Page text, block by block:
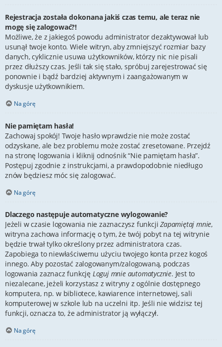
Rejestracja została dokonana jakiś czas temu, ale teraz nie
mogę się zalogować?!
Możliwe, że z jakiegoś powodu administrator dezaktywował lub
usunął twoje konto. Wiele witryn, aby zmniejszyć rozmiar bazy
danych, cyklicznie usuwa użytkowników, którzy nic nie pisali
przez dłuższy czas. Jeśli tak się stało, spróbuj zarejestrować się
ponownie i bądź bardziej aktywnym i zaangażowanym w
dyskusje użytkownikiem.
Na górę
Nie pamiętam hasła!
Zachowaj spokój! Twoje hasło wprawdzie nie może zostać
odzyskane, ale bez problemu może zostać zresetowane. Przejdź
na stronę logowania i kliknij odnośnik “Nie pamiętam hasła”.
Postępuj zgodnie z instrukcjami, a prawdopodobnie niedługo
znów będziesz móc się zalogować.
Na górę
Dlaczego następuje automatyczne wylogowanie?
Jeżeli w czasie logowania nie zaznaczysz funkcjiZapamiętaj mnie,
witryna zachowa informację o tym, że twój pobyt na tej witrynie
będzie trwał tylko określony przez administratora czas.
Zapobiega to niewłaściwemu użyciu twojego konta przez kogoś
innego. Aby pozostać zalogowanym/zalogowaną, podczas
logowania zaznacz funkcję Loguj mnie automatycznie. Jest to
niezalecane, jeżeli korzystasz z witryny z ogólnie dostępnego
komputera, np. w bibliotece, kawiarence internetowej, sali
komputerowej w szkole lub na uczelni itp. Jeśli nie widzisz tej
funkcji, oznacza to, że administrator ją wyłączył.
Na górę